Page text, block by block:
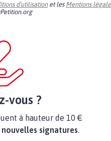
d'utilisationet les Mentions
vous ?
à hauteur de 10 €
nouvelles signatures.